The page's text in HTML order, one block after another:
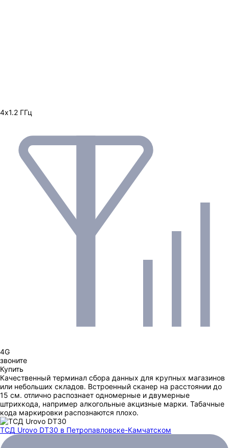
4х1.2 ГГц
4G
звоните
Купить
Качественный терминал сбора данных для крупных магазинов
или небольших складов. Встроенный сканер на расстоянии до
15 см. отлично распознает одномерные и двумерные
штрихкода, например алкогольные акцизные марки. Табачные
кода маркировки распознаются плохо.
ТСД Urovo DT30 в Петропавловске-Камчатском